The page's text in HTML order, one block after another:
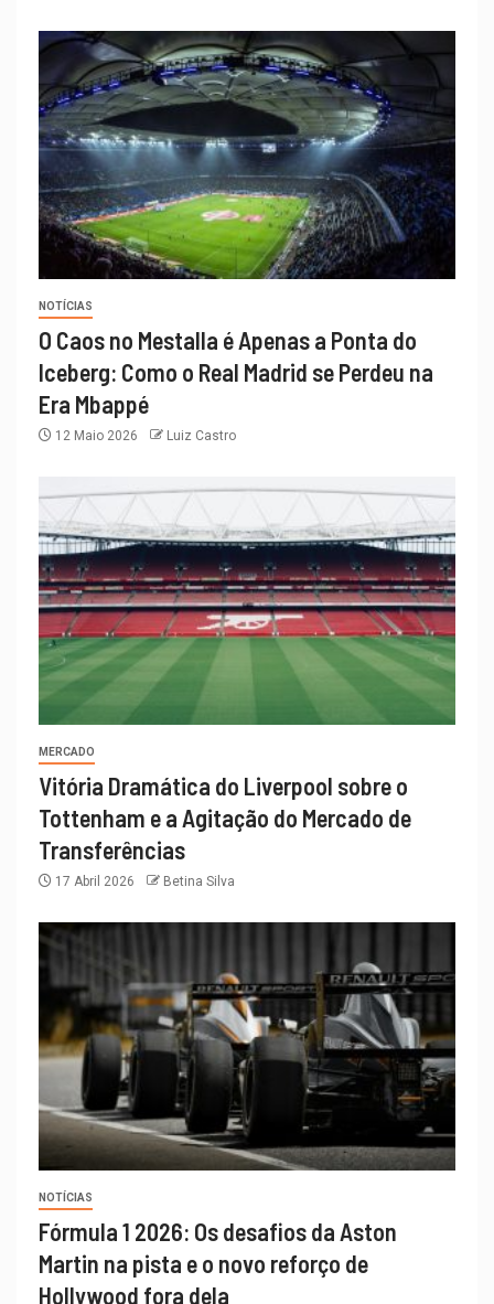
NOTÍCIAS
O Caos no Mestalla é Apenas a Ponta do
Iceberg: Como o Real Madrid se Perdeu na
Era Mbappé
12 Maio 2026 Luiz Castro
MERCADO
Vitória Dramática do Liverpool sobre o
Tottenham e a Agitação do Mercado de
Transferências
17 Abril 2026 Betina Silva
NOTÍCIAS
Fórmula 1 2026: Os desafios da Aston
Martin na pista e o novo reforço de
Hollywood fora dela